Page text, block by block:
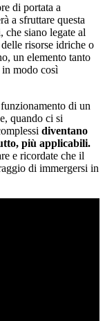
di portata a
a sfruttare questa
che siano legate al
risorse idriche o
un elemento tanto
in modo così
di un
quando ci si
diventano
più applicabili.
e ricordate che il
di immergersi in